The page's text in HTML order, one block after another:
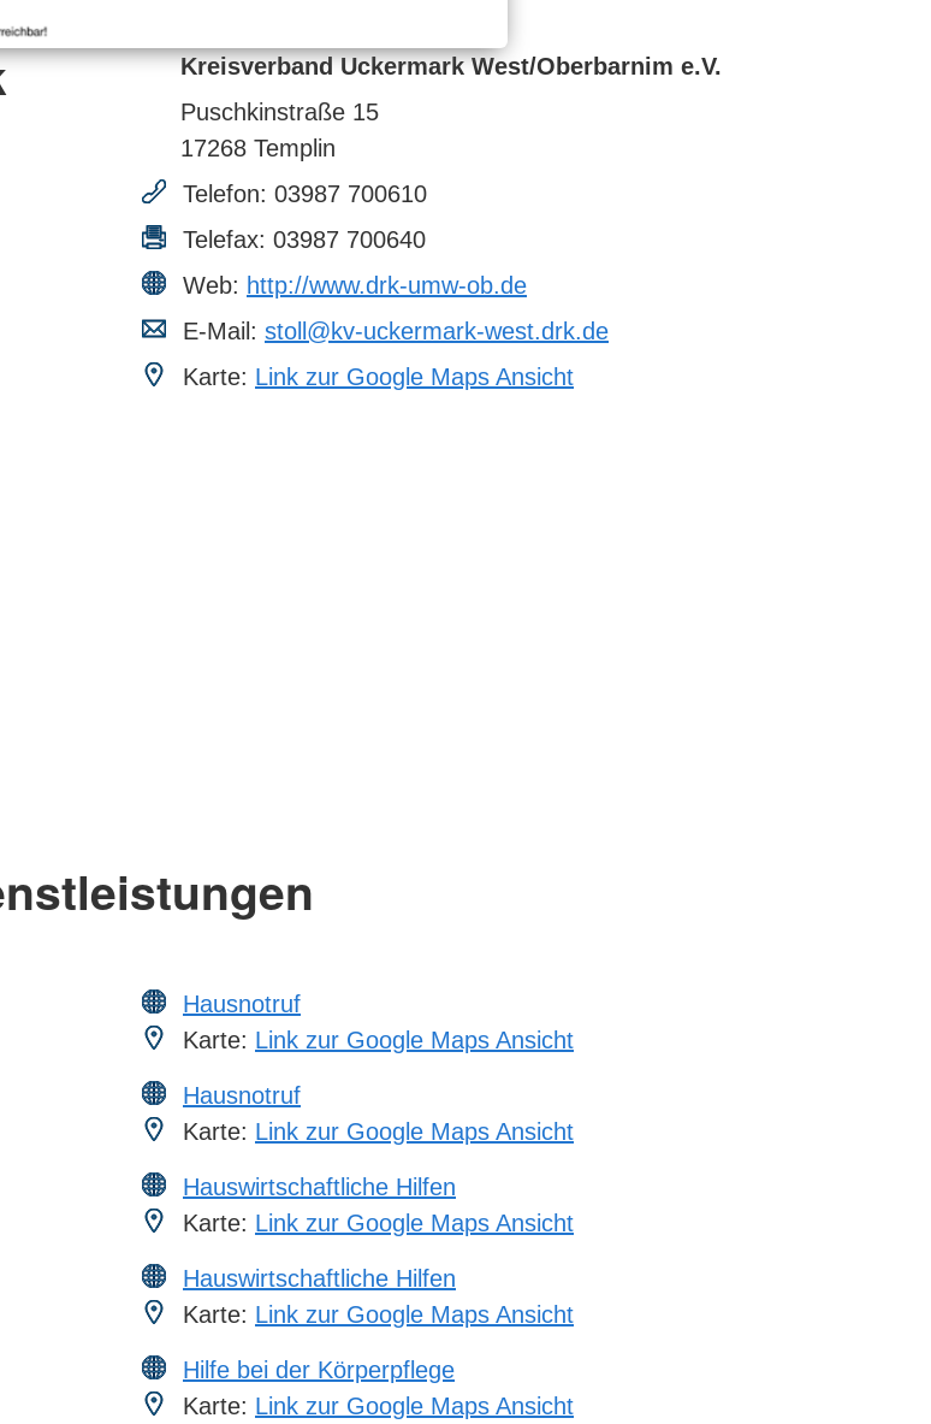
Kreisverband Uckermark West/Oberbarnim e.V.
Puschkinstraße 15
17268 Templin
Telefon: 03987 700610
Telefax: 03987 700640
Web: http://www.drk-umw-ob.de
E-Mail: stoll@kv-uckermark-west.drk.de
Karte: Link zur Google Maps Ansicht
Hausnotruf
Karte: Link zur Google Maps Ansicht
Hausnotruf
Karte: Link zur Google Maps Ansicht
Hauswirtschaftliche Hilfen
Karte: Link zur Google Maps Ansicht
Hauswirtschaftliche Hilfen
Karte: Link zur Google Maps Ansicht
Hilfe bei der Körperpflege
Karte: Link zur Google Maps Ansicht